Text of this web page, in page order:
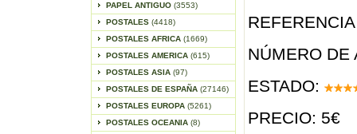
PAPEL ANTIGUO (3553)
POSTALES (4418)
POSTALES AFRICA (1669)
POSTALES AMERICA (615)
POSTALES ASIA (97)
POSTALES DE ESPAÑA (27146)
POSTALES EUROPA (5261)
POSTALES OCEANIA (8)
NÚMERO DE
ESTADO:
PRECIO: 5€